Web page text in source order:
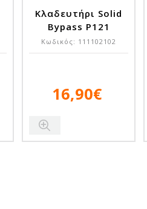
Κλαδευτήρι Solid
Bypass P121
Κωδικός: 111102102
16,90€